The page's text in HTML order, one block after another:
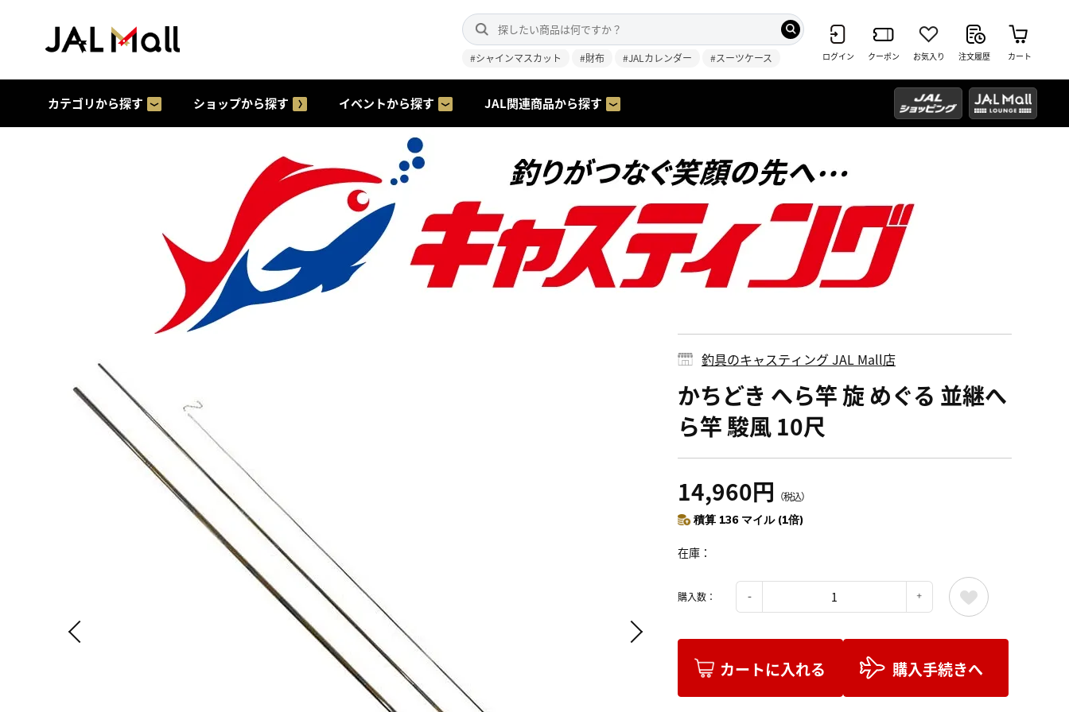
#シャインマスカット #財布 #JALカレンダー #スーツケース ログイン クーポン お気入り 注文履歴 カート
カテゴリから探す ショップから探す イベントから探す JAL関連商品から探す
釣具のキャスティング JAL Mall店
かちどき へら竿 旋 めぐる 並継へ
ら竿 駿風 10尺
14,960円 （税込）
積算 136 マイル (1倍)
在庫
購入数：
カートに入れる 購入手続きへ